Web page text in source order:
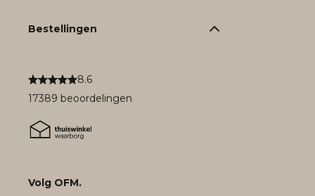
8.6
17389 beoordelingen
Volg OFM.
Bestellingen